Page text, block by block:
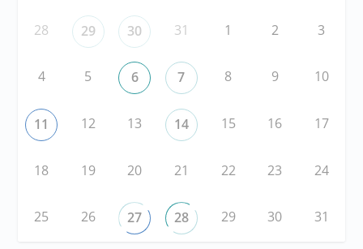
28 29 30 31 1 2 3
4 5 6 7 8 9 10
11 12 13 14 15 16 17
18 19 20 21 22 23 24
25 26 27 28 29 30 31